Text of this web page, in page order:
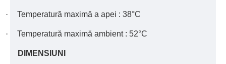
· Temperatură maximă a apei : 38°C
· Temperatură maximă ambient : 52°C
DIMENSIUNI